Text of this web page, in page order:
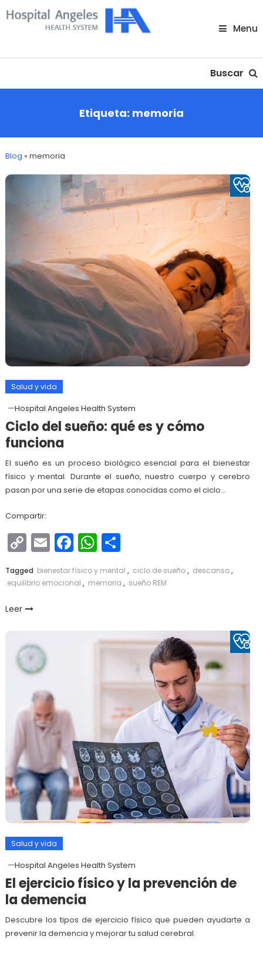
Skip
To
Menu
Buscar
Etiqueta: memoria
Blog »memoria
Salud y vida
Hospital Angeles Health System
Ciclo del sueño: qué es y cómo
funciona
El sueño es un proceso biológico esencial para el bienestar
físico y mental. Durante el sueño, nuestro cuerpo y cerebro
pasan por una serie de etapas conocidas como el ciclo…
Compartir:
Copy
Link
EmailFacebook
WhatsApp
Compartir
Tagged bienestar físico y mental , ciclo de sueño, descanso,
equilibrio emocional , memoria , sueño REM
Leer
Salud y vida
Hospital Angeles Health System
El ejercicio físico y la prevención de
la demencia
Descubre los tipos de ejercicio físico que pueden ayudarte a
prevenir la demencia y mejorar tu salud cerebral.